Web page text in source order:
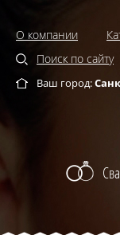
О компании
Поиск по сайту
Ваш город: